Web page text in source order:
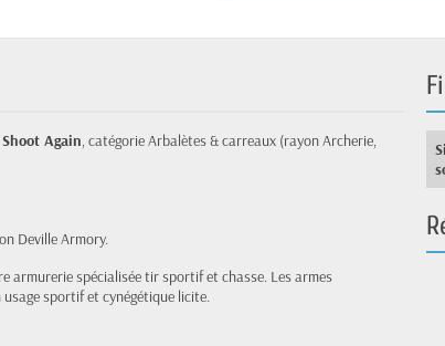
Shoot Again, catégorie Arbalètes & carreaux (rayon Archerie,
Deville Armory.
armurerie spécialisée tir sportif et chasse. Les armes
sportif et cynégétique licite.